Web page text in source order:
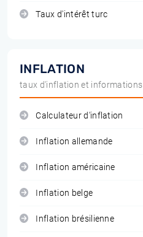
Taux d'intérêt turc
INFLATION
taux d'inflation et informations
Calculateur d'inflation
Inflation allemande
Inflation américaine
Inflation belge
Inflation brésilienne